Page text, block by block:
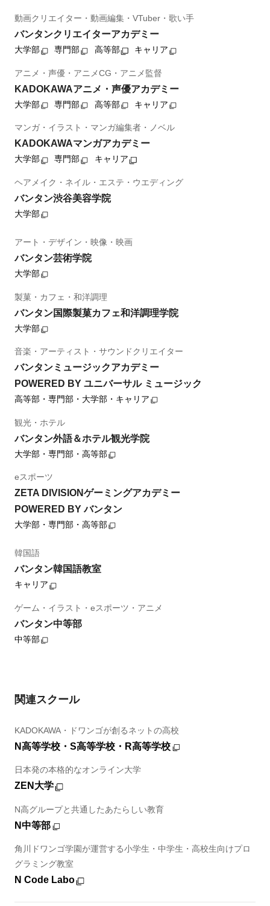
動画クリエイター・動画編集・VTuber・歌い手
バンタンクリエイターアカデミー
大学部 専門部 高等部 キャリア
アニメ・声優・アニメCG・アニメ監督
KADOKAWAアニメ・声優アカデミー
大学部 専門部 高等部 キャリア
マンガ・イラスト・マンガ編集者・ノベル
KADOKAWAマンガアカデミー
大学部 専門部 キャリア
ヘアメイク・ネイル・エステ・ウエディング
バンタン渋谷美容学院
大学部
アート・デザイン・映像・映画
バンタン芸術学院
大学部
製菓・カフェ・和洋調理
バンタン国際製菓カフェ和洋調理学院
大学部
音楽・アーティスト・サウンドクリエイター
バンタンミュージックアカデミー
POWERED BY ユニバーサル ミュージック
高等部・専門部・大学部・キャリア
観光・ホテル
バンタン外語＆ホテル観光学院
大学部・専門部・高等部
eスポーツ
ZETA DIVISIONゲーミングアカデミー
POWERED BY バンタン
大学部・専門部・高等部
韓国語
バンタン韓国語教室
キャリア
ゲーム・イラスト・eスポーツ・アニメ
バンタン中等部
中等部
関連スクール
KADOKAWA・ドワンゴが創るネットの高校
N高等学校・S高等学校・R高等学校
日本発の本格的なオンライン大学
ZEN大学
N高グループと共通したあたらしい教育
N中等部
角川ドワンゴ学園が運営する小学生・中学生・高校生向けプロ
グラミング教室
N Code Labo